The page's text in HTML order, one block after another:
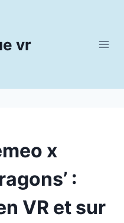
vr
x
:
VR et sur